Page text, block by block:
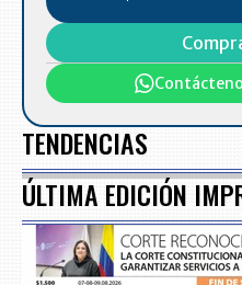
TENDENCIAS
ÚLTIMA EDICIÓN